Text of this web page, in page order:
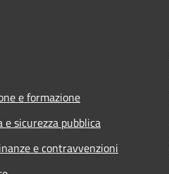
e formazione
e sicurezza pubblica
e contravvenzioni